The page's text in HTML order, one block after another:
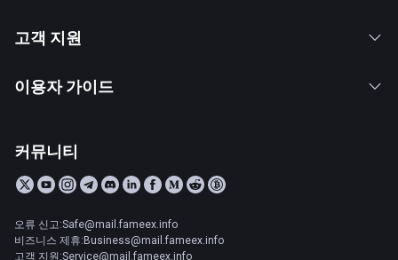
고객 지원
이용자 가이드
커뮤니티
오류 신고:Safe@mail.fameex.info
비즈니스 제휴:Business@mail.fameex.info
고객 지원:Service@mail.fameex.info